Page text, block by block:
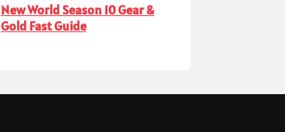
New World Season 10 Gear &
Gold Fast Guide